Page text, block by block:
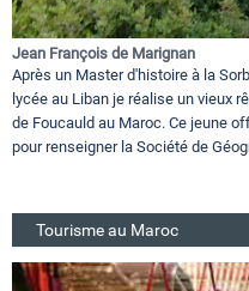
Jean François de Marignan
Après un Master d'histoire à la
lycée au Liban je réalise un vieux
de Foucauld au Maroc. Ce jeune
pour renseigner la Société de
Tourisme au Maroc